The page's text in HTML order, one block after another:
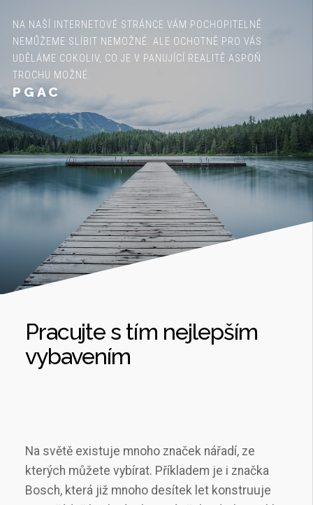
NA NAŠÍ INTERNETOVÉ STRÁNCE VÁM POCHOPITELNĚ
NEMŮŽEME SLÍBIT NEMOŽNÉ. ALE OCHOTNĚ PRO VÁS
UDĚLÁME COKOLIV, CO JE V PANUJÍCÍ REALITĚ ASPOŇ
TROCHU MOŽNÉ.
PGAC
Pracujte s tím nejlepším
vybavením
Na světě existuje mnoho značek nářadí, ze
kterých můžete vybírat. Příkladem je i značka
Bosch, která již mnoho desítek let konstruuje